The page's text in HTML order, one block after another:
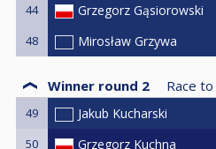
44 Grzegorz Gąsiorowski
48 Mirosław Grzywa
Winner round 2 Race to
49 Jakub Kucharski
50 Grzegorz Kuchna